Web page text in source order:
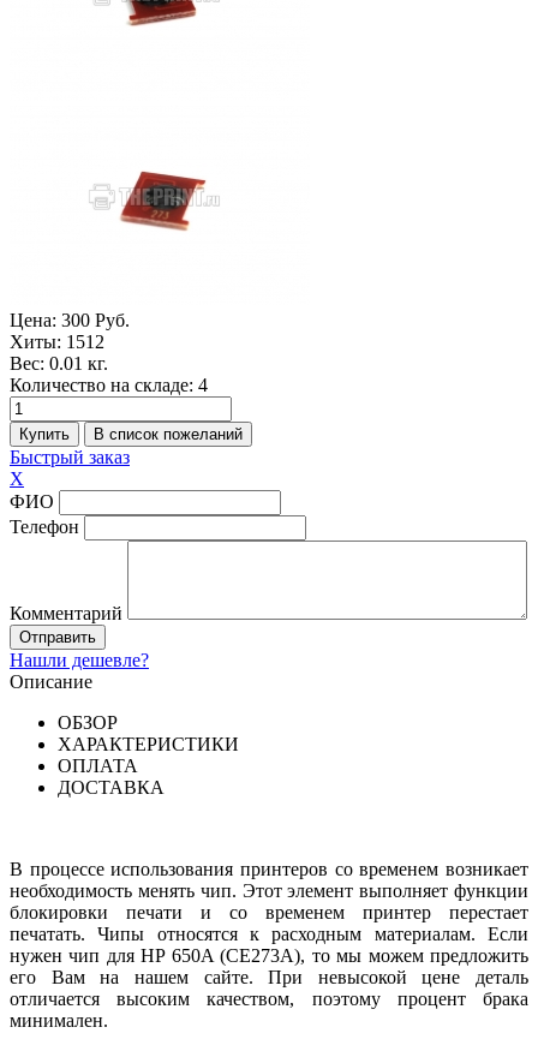
Цена: 300 Руб.
Хиты: 1512
Вес: 0.01 кг.
Количество на складе: 4
Быстрый заказ
X
ФИО
Телефон
Комментарий
Нашли дешевле?
Описание
ОБЗОР
ХАРАКТЕРИСТИКИ
ОПЛАТА
ДОСТАВКА
В процессе использования принтеров со временем возникает
необходимость менять чип. Этот элемент выполняет функции
блокировки печати и со временем принтер перестает
печатать. Чипы относятся к расходным материалам. Если
нужен чип для HP 650A (CE273A), то мы можем предложить
его Вам на нашем сайте. При невысокой цене деталь
отличается высоким качеством, поэтому процент брака
минимален.